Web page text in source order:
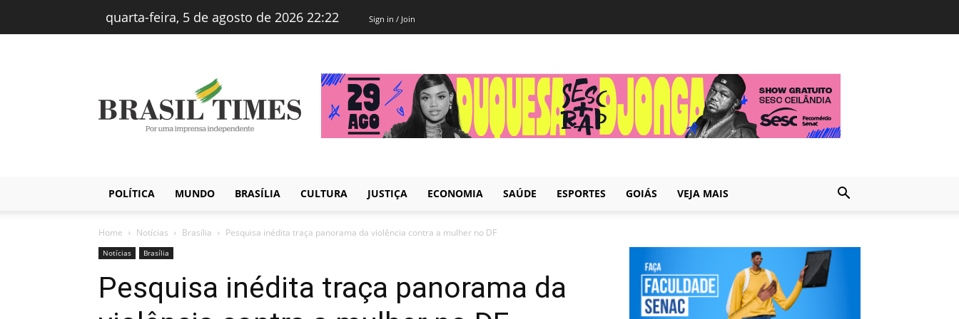
quarta-feira, 5 de agosto de 2026 22:22 Sign in / Join
Brasiltimes
–
Notícias
POLÍTICA MUNDO BRASÍLIA CULTURA JUSTIÇA ECONOMIA SAÚDE ESPORTES GOIÁS VEJA MAIS
Home Notícias Brasília Pesquisa inédita traça panorama da violência contra a mulher no DF
Notícias Brasília
Pesquisa inédita traça panorama da